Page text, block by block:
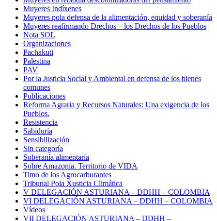
Muyeres Indíxenes
Muyeres pola defensa de la alimentación, equidad y soberanía
Muyeres reafirmando Drechos – los Drechos de los Pueblos
Nota SOL
Organizaciones
Pachakuti
Palestina
PAV
Por la Justicia Social y Ambiental en defensa de los bienes
comunes
Publicaciones
Reforma Agraria y Recursos Naturales: Una exigencia de los
Pueblos.
Resistencia
Sabiduría
Sensibilización
Sin categoría
Soberanía alimentaria
Sobre Amazonía. Territorio de VIDA
Timo de los Agrocarburantes
Tribunal Pola Xusticia Climática
V DELEGACIÓN ASTURIANA – DDHH – COLOMBIA
VI DELEGACIÓN ASTURIANA – DDHH – COLOMBIA
Vídeos
VII DELEGACIÓN ASTURIANA – DDHH –